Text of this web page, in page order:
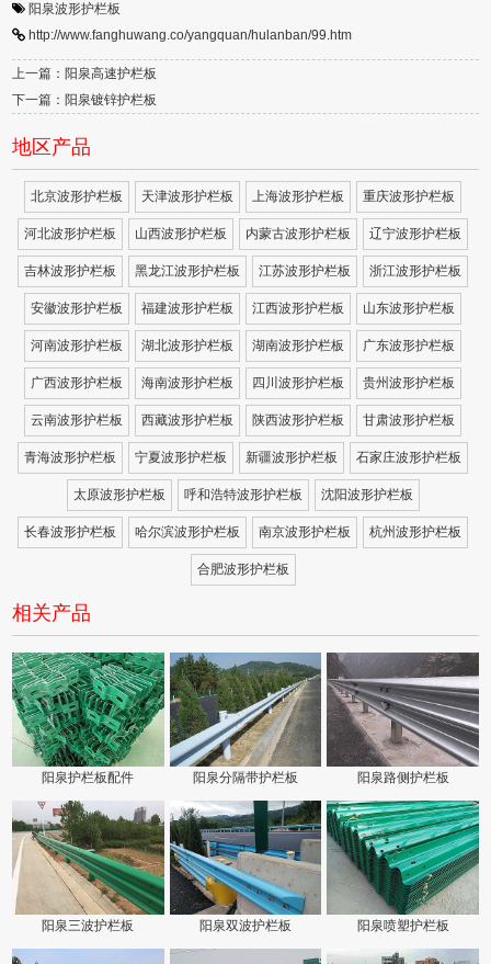
阳泉波形护栏板
http://www.fanghuwang.co/yangquan/hulanban/99.htm
上一篇：阳泉高速护栏板
下一篇：阳泉镀锌护栏板
地区产品
北京波形护栏板 天津波形护栏板 上海波形护栏板 重庆波形护栏板
河北波形护栏板 山西波形护栏板 内蒙古波形护栏板 辽宁波形护栏板
吉林波形护栏板 黑龙江波形护栏板 江苏波形护栏板 浙江波形护栏板
安徽波形护栏板 福建波形护栏板 江西波形护栏板 山东波形护栏板
河南波形护栏板 湖北波形护栏板 湖南波形护栏板 广东波形护栏板
广西波形护栏板 海南波形护栏板 四川波形护栏板 贵州波形护栏板
云南波形护栏板 西藏波形护栏板 陕西波形护栏板 甘肃波形护栏板
青海波形护栏板 宁夏波形护栏板 新疆波形护栏板 石家庄波形护栏板
太原波形护栏板 呼和浩特波形护栏板 沈阳波形护栏板
长春波形护栏板 哈尔滨波形护栏板 南京波形护栏板 杭州波形护栏板
合肥波形护栏板
相关产品
阳泉护栏板配件 阳泉分隔带护栏板 阳泉路侧护栏板
阳泉三波护栏板 阳泉双波护栏板 阳泉喷塑护栏板